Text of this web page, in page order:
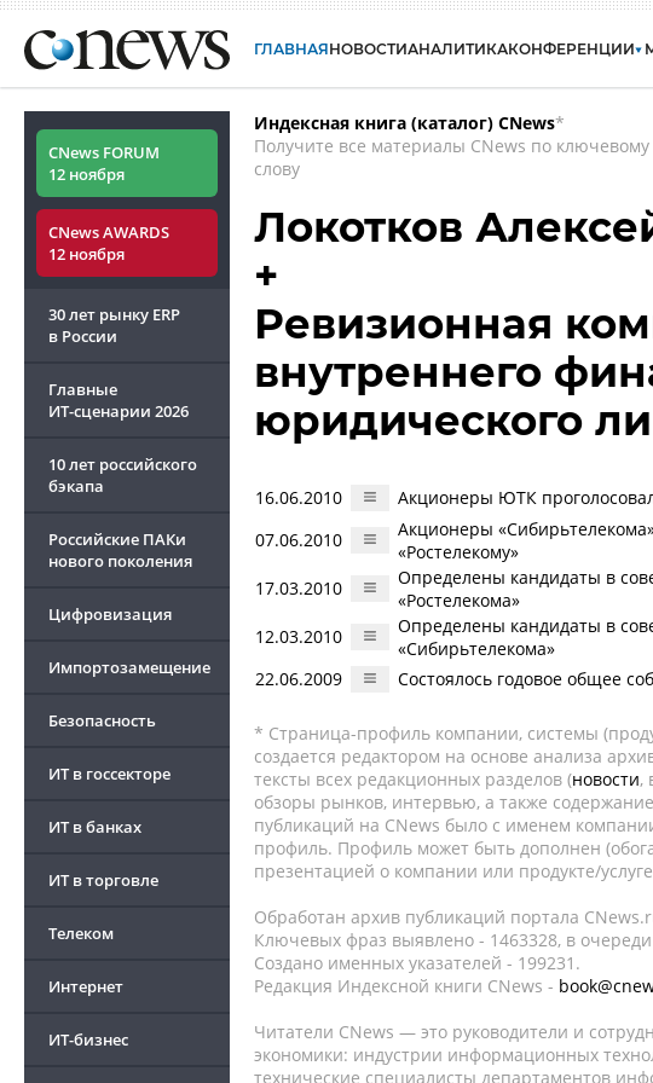
ГЛАВНАЯНОВОСТИАНАЛИТИКАКОНФЕРЕНЦИИ
CNews FORUM
12 ноября
CNews AWARDS
12 ноября
30 лет рынку ERP
в России
Главные
ИТ-сценарии 2026
10 лет российского
бэкапа
Российские ПАКи
нового поколения
Цифровизация
Импортозамещение
Безопасность
ИТ в госсекторе
ИТ в банках
ИТ в торговле
Телеком
Интернет
ИТ-бизнес
Индексная книга (каталог) CNews*
Получите все материалы CNews по ключевому
слову
Локотков
+
Ревизионная
внутреннего
юридического
16.06.2010
Акционеры ЮТК
07.06.2010
Акционеры
«Ростелекому»
17.03.2010
Определены кандидаты в
«Ростелекома»
12.03.2010
Определены кандидаты в
«Сибирьтелекома»
22.06.2009
Состоялось годовое общее
* Страница-профиль компании, системы
создается редактором на основе анализа
тексты всех редакционных разделов (новости,
обзоры рынков, интервью, а также
публикаций на CNews было с именем
профиль. Профиль может быть дополнен
презентацией о компании или продукте/
Обработан архив публикаций портала
Ключевых фраз выявлено - 1463328, в
Создано именных указателей - 199231.
Редакция Индексной книги CNews -
Читатели CNews — это руководители и
экономики: индустрии информационных
технические специалисты департаментов